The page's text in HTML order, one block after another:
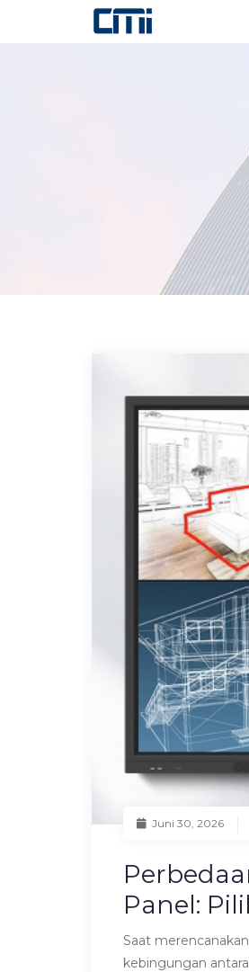
Juni 30, 2026
Panel:
Saat
kebingungan antara